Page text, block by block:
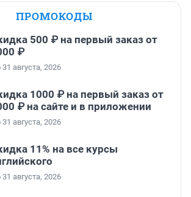
ПРОМОКОДЫ
500 ₽ на первый заказ от
₽
августа, 2026
1000 ₽ на первый заказ от
₽ на сайте и в приложении
августа, 2026
11% на все курсы
августа, 2026